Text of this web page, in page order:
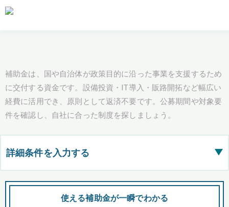
補助金は、国や自治体が政策目的に沿った事業を支援するため
に交付する資金です。設備投資・IT導入・販路開拓など幅広い
経費に活用でき、原則として返済不要です。公募期間や対象要
件を確認し、自社に合った制度を探しましょう。
詳細条件を入力する ▶
都道府県
使える補助金が一瞬でわかる